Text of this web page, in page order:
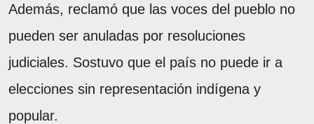
Además, reclamó que las voces del pueblo no
pueden ser anuladas por resoluciones
judiciales. Sostuvo que el país no puede ir a
elecciones sin representación indígena y
popular.